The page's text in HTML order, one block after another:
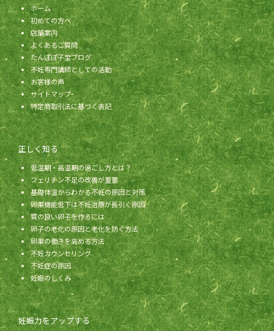
ホーム
初めての方へ
店舗案内
よくあるご質問
たんぽぽ子宝ブログ
不妊専門講師としての活動
お客様の声
サイトマップ
特定商取引法に基づく表記
正しく知る
低温期・高温期の過ごし方とは？
フェリチン不足の改善が重要
基礎体温からわかる不妊の原因と対策
卵巣機能低下は不妊治療が長引く原因
質の良い卵子を作るには
卵子の老化の原因と老化を防ぐ方法
卵巣の働きを高める方法
不妊カウンセリング
不妊症の原因
妊娠のしくみ
妊娠力をアップする